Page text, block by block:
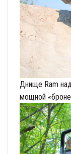
Днище Ram
мощной